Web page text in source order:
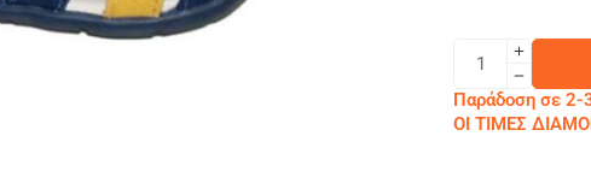
Παράδοση σε 2-
ΟΙ ΤΙΜΕΣ